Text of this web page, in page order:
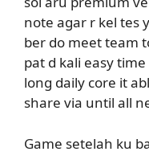
note agar r kel tes
ber do meet team
pat d kali easy
long daily core it
share via until all
Game setelah ku